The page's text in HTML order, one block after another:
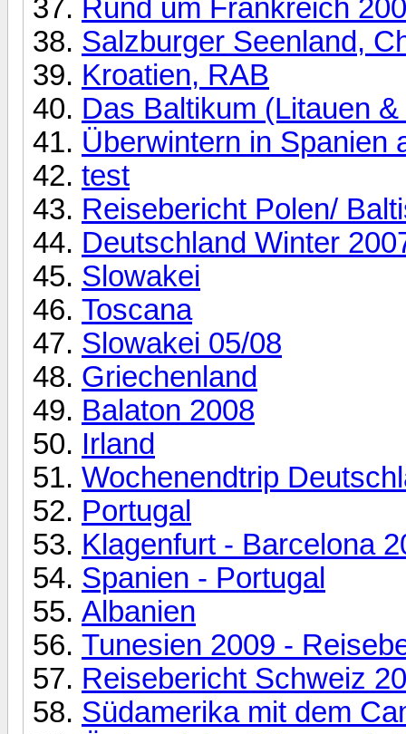
Rund um Frankreich
Salzburger Seenland,
Kroatien, RAB
Das Baltikum (Litauen
Überwintern in Spanien
test
Reisebericht Polen/
Deutschland Winter
Slowakei
Toscana
Slowakei 05/08
Griechenland
Balaton 2008
Irland
Wochenendtrip
Portugal
Klagenfurt - Barcelona
Spanien - Portugal
Albanien
Tunesien 2009 -
Reisebericht Schweiz
Südamerika mit dem